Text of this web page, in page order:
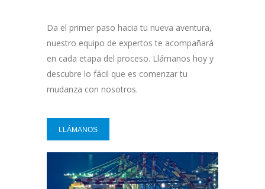
Da el primer paso hacia tu nueva aventura,
nuestro equipo de expertos te acompañará
en cada etapa del proceso. Llámanos hoy y
descubre lo fácil que es comenzar tu
mudanza con nosotros.
LLÁMANOS